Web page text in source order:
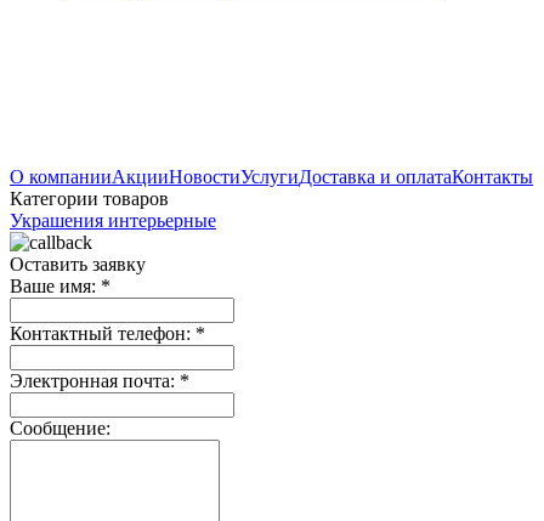
О компанииАкцииНовостиУслугиДоставка и оплатаКонтакты
Категории товаров
Украшения интерьерные
Оставить заявку
Ваше имя: *
Контактный телефон: *
Электронная почта: *
Сообщение: